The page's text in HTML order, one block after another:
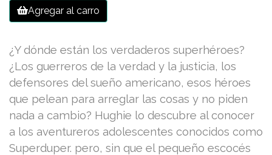
Agregar al carro
¿Y dónde están los verdaderos superhéroes?
¿Los guerreros de la verdad y la justicia, los
defensores del sueño americano, esos héroes
que pelean para arreglar las cosas y no piden
nada a cambio? Hughie lo descubre al conocer
a los aventureros adolescentes conocidos como
Superduper. pero, sin que el pequeño escocés